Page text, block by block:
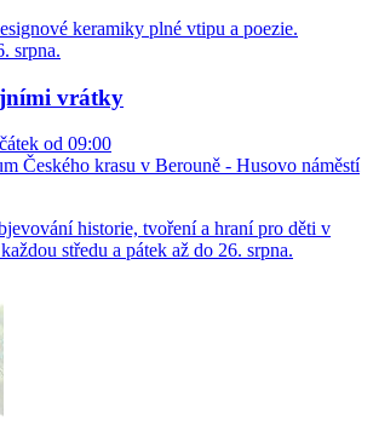
keramiky plné vtipu a poezie.
srpna.
vrátky
od 09:00
Českého krasu v Berouně - Husovo náměstí
historie, tvoření a hraní pro děti v
středu a pátek až do 26. srpna.